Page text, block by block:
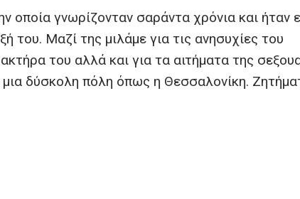
οποία γνωρίζονταν σαράντα χρόνια και ήταν
του. Μαζί της μιλάμε για τις ανησυχίες του
του αλλά και για τα αιτήματα της
δύσκολη πόλη όπως η Θεσσαλονίκη.